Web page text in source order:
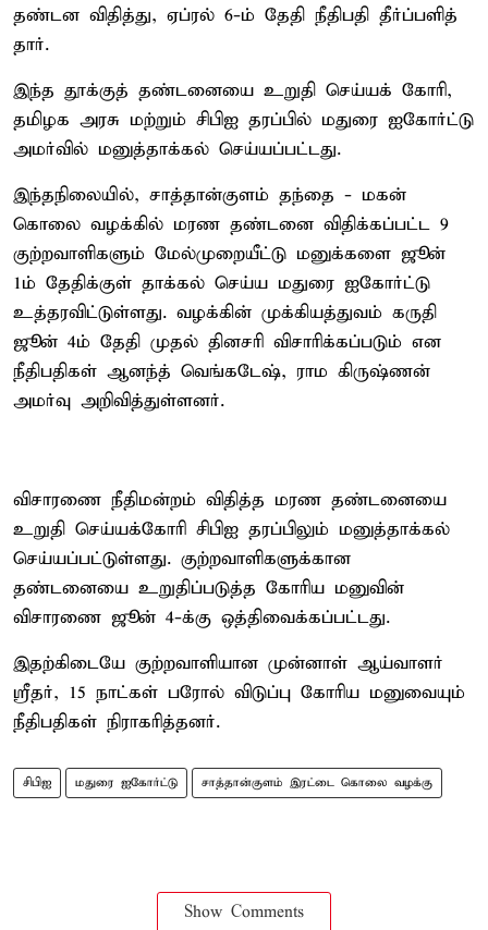
தண்டன விதித்​து, ஏப்​ரல் 6-ம் தேதி நீதிபதி தீர்ப்​பளித்​
தார்.
இந்த தூக்குத் தண்​டனையை உறுதி செய்​யக் கோரி,
தமிழக அரசு மற்​றும் சிபிஐ தரப்​பில் மதுரை ஐகோர்ட்டு
அமர்​வில் மனுத்​தாக்​கல் செய்​யப்​பட்​டது.
இந்தநிலையில், சாத்தான்குளம் தந்தை - மகன்
கொலை வழக்கில் மரண தண்டனை விதிக்கப்பட்ட 9
குற்றவாளிகளும் மேல்முறையீட்டு மனுக்களை ஜூன்
1ம் தேதிக்குள் தாக்கல் செய்ய மதுரை ஐகோர்ட்டு
உத்தரவிட்டுள்ளது. வழக்கின் முக்கியத்துவம் கருதி
ஜூன் 4ம் தேதி முதல் தினசரி விசாரிக்கப்படும் என
நீதிபதிகள் ஆனந்த் வெங்​கடேஷ், ராம கிருஷ்ணன்
அமர்வு அறிவித்துள்ளனர்.
விசாரணை நீதிமன்றம் விதித்த மரண தண்டனையை
உறுதி செய்யக்கோரி சிபிஐ தரப்பிலும் மனுத்தாக்கல்
செய்யப்பட்டுள்ளது. குற்றவாளிகளுக்கான
தண்டனையை உறுதிப்படுத்த கோரிய மனுவின்
விசாரணை ஜூன் 4-க்கு ஒத்திவைக்கப்பட்டது.
இதற்கிடையே குற்றவாளியான முன்னாள் ஆய்வாளர்
ஸ்ரீதர், 15 நாட்கள் பரோல் விடுப்பு கோரிய மனுவையும்
நீதிபதிகள் நிராகரித்தனர்.
சிபிஐ மதுரை ஐகோர்ட்டு சாத்தான்குளம் இரட்டை கொலை வழக்கு
Show Comments